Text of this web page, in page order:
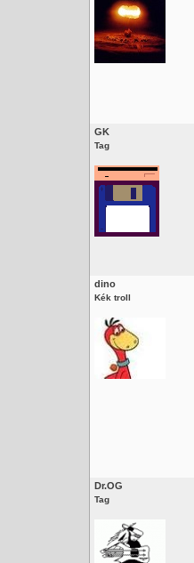
GK
Tag
dino
Kék troll
Dr.OG
Tag